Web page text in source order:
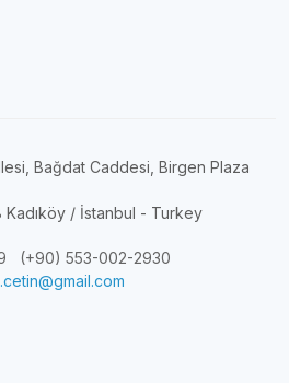
Bağdat Caddesi, Birgen Plaza
/ İstanbul - Turkey
(+90) 553-002-2930